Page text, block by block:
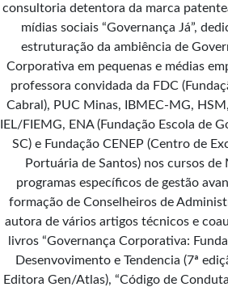
consultoria detentora da marca
mídias sociais “Governança Já”,
estruturação da ambiência de
Corporativa em pequenas e médias
professora convidada da FDC
Cabral), PUC Minas, IBMEC-MG,
IEL/FIEMG, ENA (Fundação Escola de
SC) e Fundação CENEP (Centro de
Portuária de Santos) nos cursos de
programas específicos de gestão
formação de Conselheiros de
autora de vários artigos técnicos e
livros “Governança Corporativa:
Desenvovimento e Tendencia (7ª
Editora Gen/Atlas), “Código de